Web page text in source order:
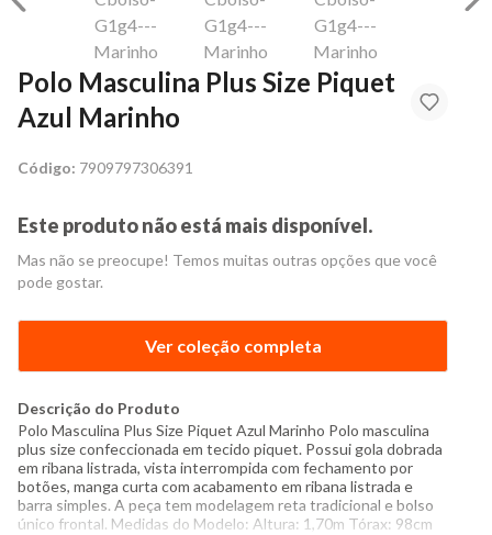
Polo Masculina Plus Size Piquet
Azul Marinho
Código: 7909797306391
Este produto não está mais disponível.
Mas não se preocupe! Temos muitas outras opções que você
pode gostar.
Ver coleção completa
Descrição do Produto
Polo Masculina Plus Size Piquet Azul Marinho Polo masculina
plus size confeccionada em tecido piquet. Possui gola dobrada
em ribana listrada, vista interrompida com fechamento por
botões, manga curta com acabamento em ribana listrada e
barra simples. A peça tem modelagem reta tradicional e bolso
único frontal. Medidas do Modelo: Altura: 1,70m Tórax: 98cm